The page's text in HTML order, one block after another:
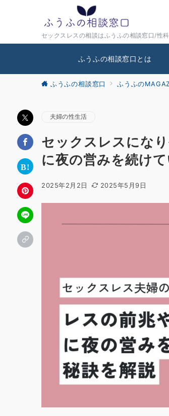
セックスレスの相談はふうふの相談窓口/性
ふうふの相談窓口とは
ふうふの相談窓口 ふうふの
夫婦の性生活
セックスレスにな
に夜の営みを続け
2025年2月2日 2025年5月9日